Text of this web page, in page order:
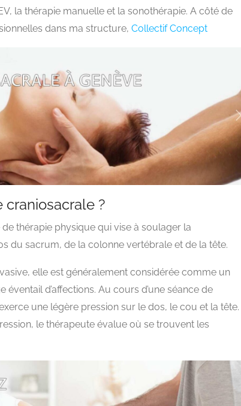
la thérapie manuelle et la sonothérapie. A côté de
dans ma structure, Collectif Concept
craniosacrale ?
thérapie physique qui vise à soulager la
du sacrum, de la colonne vertébrale et de la tête.
elle est généralement considérée comme un
d’affections. Au cours d’une séance de
une légère pression sur le dos, le cou et la tête.
le thérapeute évalue où se trouvent les